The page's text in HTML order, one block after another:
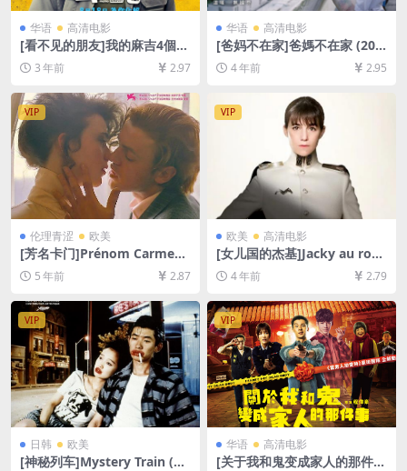
华语 高清电影
[看不见的朋友]我的麻吉4個鬼
(2023)[百度网盘+夸克网盘10
80P超清未删减资源][网盘在
线播放/下载][MP4/4.1GB][中
文字幕]
3 年前 2.97
华语 高清电影
[爸妈不在家]爸媽不在家 (201
3)[百度网盘+迅雷云盘资源10
80P超清未删减][MP4/7GB]
4 年前 2.95
VIP
伦理青涩 欧美
[芳名卡门]Prénom Carmen
(1983)[百度网盘+迅雷云盘资
源1080P超清未删减][MP4/5
GB][原声中字]
5 年前 2.87
VIP
欧美 高清电影
[女儿国的杰基]Jacky au roya
ume des filles (2014)[百度
网盘+迅雷云盘资源1080P超
清未删减][MP4/5.2GB][中英
字幕]
4 年前 2.79
VIP
日韩 欧美
[神秘列车]Mystery Train (19
VIP
华语 高清电影
[关于我和鬼变成家人的那件